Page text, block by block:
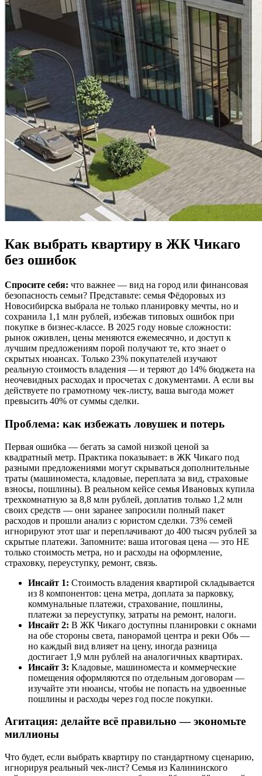
Как выбрать квартиру в ЖК Чикаго
без ошибок
Спросите себя: что важнее — вид на город или финансовая
безопасность семьи? Представьте: семья Фёдоровых из
Новосибирска выбрала не только планировку мечты, но и
сохранила 1,1 млн рублей, избежав типовых ошибок при
покупке в бизнес-классе. В 2025 году новые сложности:
рынок оживлен, цены меняются ежемесячно, и доступ к
лучшим предложениям порой получают те, кто знает о
скрытых нюансах. Только 23% покупателей изучают
реальную стоимость владения — и теряют до 14% бюджета на
неочевидных расходах и просчетах с документами. А если вы
действуете по грамотному чек-листу, ваша выгода может
превысить 40% от суммы сделки.
Проблема: как избежать ловушек и потерь
Первая ошибка — бегать за самой низкой ценой за
квадратный метр. Практика показывает: в ЖК Чикаго под
разными предложениями могут скрываться дополнительные
траты (машиноместа, кладовые, переплата за вид, страховые
взносы, пошлины). В реальном кейсе семья Ивановых купила
трехкомнатную за 8,8 млн рублей, доплатив только 1,2 млн
своих средств — они заранее запросили полный пакет
расходов и прошли анализ с юристом сделки. 73% семей
игнорируют этот шаг и переплачивают до 400 тысяч рублей за
скрытые платежи. Запомните: ваша итоговая цена — это НЕ
только стоимость метра, но и расходы на оформление,
страховку, переуступку, ремонт, связь.
Инсайт 1: Стоимость владения квартирой складывается
из 8 компонентов: цена метра, доплата за парковку,
коммунальные платежи, страхование, пошлины,
платежи за переуступку, затраты на ремонт, налоги.
Инсайт 2: В ЖК Чикаго доступны планировки с окнами
на обе стороны света, панорамой центра и реки Обь —
но каждый вид влияет на цену, иногда разница
достигает 1,9 млн рублей на аналогичных квартирах.
Инсайт 3: Кладовые, машиноместа и коммерческие
помещения оформляются по отдельным договорам —
изучайте эти нюансы, чтобы не попасть на удвоенные
пошлины и расходы через год после покупки.
Агитация: делайте всё правильно — экономьте
миллионы
Что будет, если выбрать квартиру по стандартному сценарию,
игнорируя реальный чек-лист? Семья из Калининского